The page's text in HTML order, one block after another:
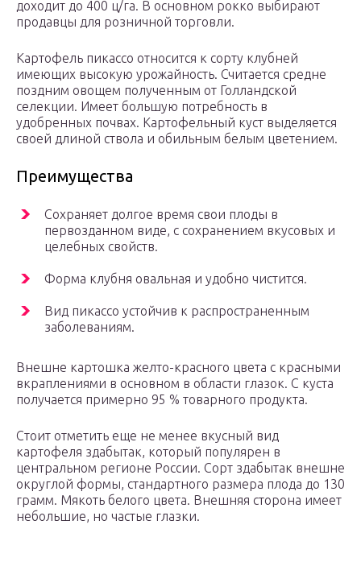
доходит до 400 ц/га. В основном рокко выбирают
продавцы для розничной торговли.
Картофель пикассо относится к сорту клубней
имеющих высокую урожайность. Считается средне
поздним овощем полученным от Голландской
селекции. Имеет большую потребность в
удобренных почвах. Картофельный куст выделяется
своей длиной ствола и обильным белым цветением.
Преимущества
Сохраняет долгое время свои плоды в
первозданном виде, с сохранением вкусовых и
целебных свойств.
Форма клубня овальная и удобно чистится.
Вид пикассо устойчив к распространенным
заболеваниям.
Внешне картошка желто-красного цвета с красными
вкраплениями в основном в области глазок. С куста
получается примерно 95 % товарного продукта.
Стоит отметить еще не менее вкусный вид
картофеля здабытак, который популярен в
центральном регионе России. Сорт здабытак внешне
округлой формы, стандартного размера плода до 130
грамм. Мякоть белого цвета. Внешняя сторона имеет
небольшие, но частые глазки.